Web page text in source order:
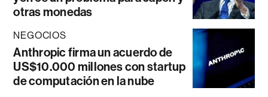
otras monedas
NEGOCIOS
Anthropic firma un acuerdo de
US$10.000 millones con startup
de computación en la nube